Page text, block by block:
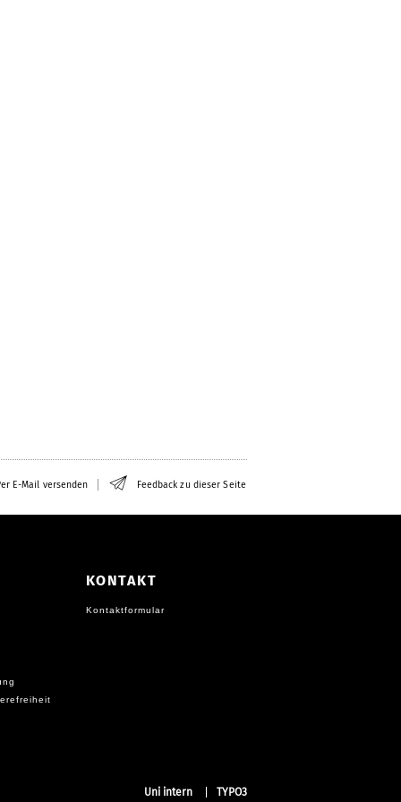
E-Mail versenden Feedback zu dieser Seite
KONTAKT
Kontaktformular
Uni intern TYPO3